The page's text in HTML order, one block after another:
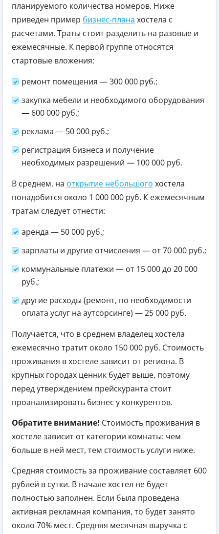
планируемого количества номеров. Ниже
приведен пример бизнес-плана хостела с
расчетами. Траты стоит разделить на разовые и
ежемесячные. К первой группе относятся
стартовые вложения:
ремонт помещения — 300 000 руб.;
закупка мебели и необходимого оборудования
— 600 000 руб.;
реклама — 50 000 руб.;
регистрация бизнеса и получение
необходимых разрешений — 100 000 руб.
В среднем, на открытие небольшого хостела
понадобится около 1 000 000 руб. К ежемесячным
тратам следует отнести:
аренда — 50 000 руб.;
зарплаты и другие отчисления — от 70 000 руб.;
коммунальные платежи — от 15 000 до 20 000
руб.;
другие расходы (ремонт, по необходимости
оплата услуг на аутсорсинге) — 25 000 руб.
Получается, что в среднем владелец хостела
ежемесячно тратит около 150 000 руб. Стоимость
проживания в хостеле зависит от региона. В
крупных городах ценник будет выше, поэтому
перед утверждением прейскуранта стоит
проанализировать бизнес у конкурентов.
Обратите внимание! Стоимость проживания в
хостеле зависит от категории комнаты: чем
больше в ней мест, тем стоимость услуги ниже.
Средняя стоимость за проживание составляет 600
рублей в сутки. В начале хостел не будет
полностью заполнен. Если была проведена
активная рекламная компания, то будет занято
около 70% мест. Средняя месячная выручка с